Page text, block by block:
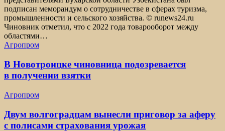
подписан меморандум о сотрудничестве в сферах туризма,
промышленности и сельского хозяйства. © runews24.ru
Чиновник отметил, что с 2022 года товарооборот между
областями…
Агропром
В Новотроицке чиновница подозревается
в получении взятки
Агропром
Двум волгоградцам вынесли приговор за аферу
с полисами страхования урожая